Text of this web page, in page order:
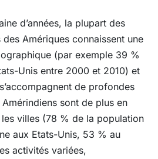
d’années, la plupart des
Amériques connaissent une
(par exemple 39 %
Unis entre 2000 et 2010) et
de profondes
sont de plus en
villes (78 % de la population
aux Etats-Unis, 53 % au
activités variées,